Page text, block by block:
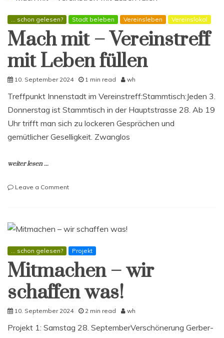
Samstag
28.September
2024
ab
09:00
Uhr….
... schon gelesen? Stadt beleben Vereinsleben Vereinslokal
Mach mit – Vereinstreff
mit Leben füllen
10. September 2024 1 min read wh
Treffpunkt Innenstadt im Vereinstreff:Stammtisch:Jeden 3.
Donnerstag ist Stammtisch in der Hauptstrasse 28. Ab 19
Uhr trifft man sich zu lockeren Gesprächen und
gemütlicher Geselligkeit. Zwanglos
weiter lesen ...
Leave a Commenton
Vereinstreff
Leben
füllen
... schon gelesen? Projekt
Mitmachen – wir
schaffen was!
10. September 2024 2 min read wh
Projekt 1: Samstag 28. SeptemberVerschönerung Gerber-